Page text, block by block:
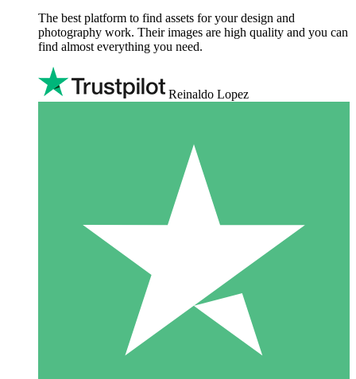
The best platform to find assets for your design and
photography work. Their images are high quality and you can
find almost everything you need.
Reinaldo Lopez